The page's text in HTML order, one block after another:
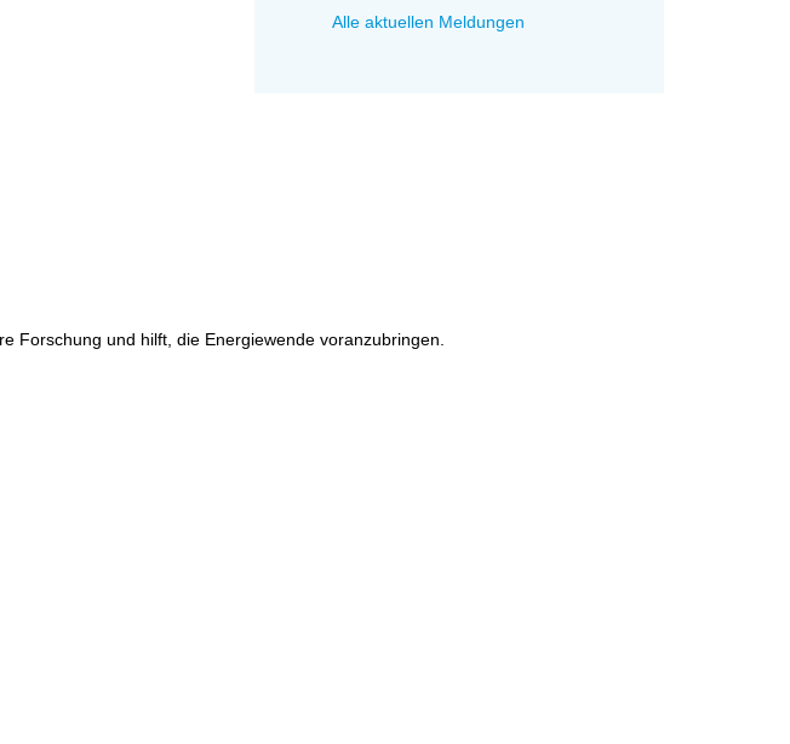
Alle aktuellen Meldungen
Forschung und hilft, die Energiewende voranzubringen.